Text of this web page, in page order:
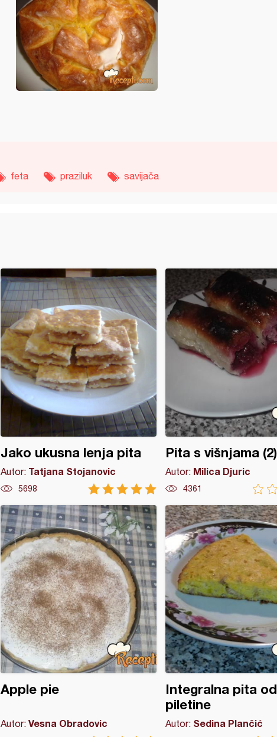
feta praziluk savijača
Jako ukusna lenja pita
Autor: Tatjana Stojanovic
5698
Pita s višnjama (2)
Autor: Milica Djuric
4361
Apple pie
Autor: Vesna Obradovic
Integralna pita od
piletine
Autor: Sedina Plančić